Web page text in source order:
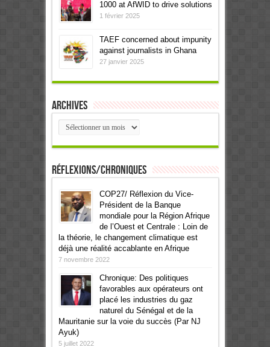
1000 at AfWID to drive solutions
1 février 2025
TAEF concerned about impunity
against journalists in Ghana
27 janvier 2025
Archives
Archives
Réflexions/Chroniques
COP27/ Réflexion du Vice-
Président de la Banque
mondiale pour la Région Afrique
de l’Ouest et Centrale : Loin de
la théorie, le changement climatique est
déjà une réalité accablante en Afrique
7 novembre 2022
Chronique: Des politiques
favorables aux opérateurs ont
placé les industries du gaz
naturel du Sénégal et de la
Mauritanie sur la voie du succès (Par NJ
Ayuk)
5 juillet 2022